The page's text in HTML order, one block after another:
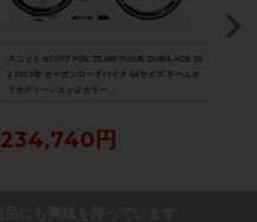
スコット SCOTT FOIL TEAM ISSUE DURA-ACE Di
2 2013年 カーボンロードバイク 54サイズ チームオ
リカグリーンエッジカラー
234,740円